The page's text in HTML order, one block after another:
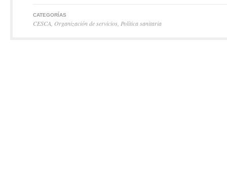
CATEGORÍAS
CESCA Organización de servicios Política sanitaria